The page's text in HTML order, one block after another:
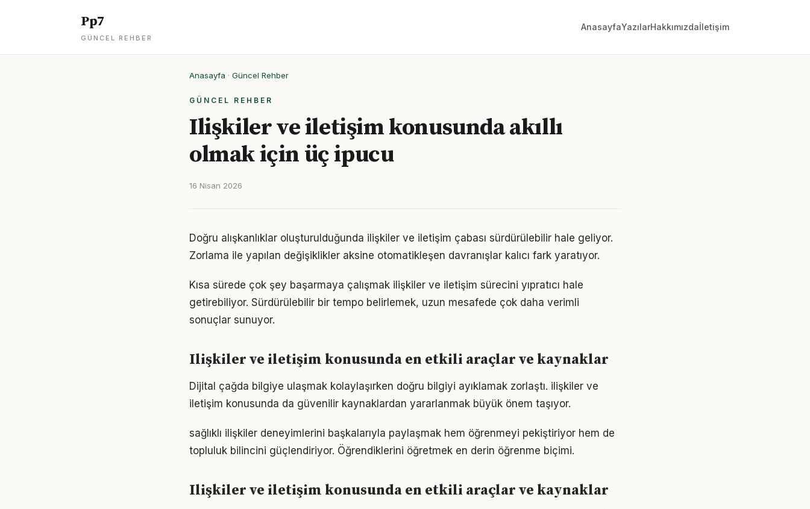
Pp7
GÜNCEL REHBER
AnasayfaYazılarHakkımızdaİletişim
Anasayfa · Güncel Rehber
GÜNCEL REHBER
Ilişkiler ve iletişim konusunda akıllı
olmak için üç ipucu
16 Nisan 2026
Doğru alışkanlıklar oluşturulduğunda ilişkiler ve iletişim çabası sürdürülebilir hale geliyor.
Zorlama ile yapılan değişiklikler aksine otomatikleşen davranışlar kalıcı fark yaratıyor.
Kısa sürede çok şey başarmaya çalışmak ilişkiler ve iletişim sürecini yıpratıcı hale
getirebiliyor. Sürdürülebilir bir tempo belirlemek, uzun mesafede çok daha verimli
sonuçlar sunuyor.
Ilişkiler ve iletişim konusunda en etkili araçlar ve kaynaklar
Dijital çağda bilgiye ulaşmak kolaylaşırken doğru bilgiyi ayıklamak zorlaştı. ilişkiler ve
iletişim konusunda da güvenilir kaynaklardan yararlanmak büyük önem taşıyor.
sağlıklı ilişkiler deneyimlerini başkalarıyla paylaşmak hem öğrenmeyi pekiştiriyor hem de
topluluk bilincini güçlendiriyor. Öğrendiklerini öğretmek en derin öğrenme biçimi.
Ilişkiler ve iletişim konusunda en etkili araçlar ve kaynaklar